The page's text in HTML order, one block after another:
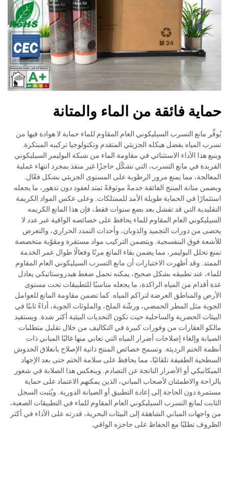
حماية فائقة من الماء والمتانة
يُوفِّر مانع التسرب السيليكوني العام المقاوم للماء حماية لا هوادة فيها من
تسرب المياه بفضل هيكله الجزيئي المتقدم وتكنولوجيا تركيبه المبتكرة.
وينبع هذا الأداء الاستثنائي في مقاومة الماء من شبكة البوليمر السيليكوني
الفريدة في مانع التسرب، التي تشكّل حاجزًا غير منفذ بمجرد انتهاء عملية
المعالجة، مما يمنع مرور الرطوبة على المستوى الجزيئي بشكل فعّال.
ويضمن متانة المنتج الفائقة خدمةً موثوقةً تمتد لعقود دون تدهور، ما يجعله
استثمارًا في الحماية طويلة الأمد للممتلكات. وعلى عكس المواد الكريمة
التقليدية التي قد تفشل بعد بضع سنوات فقط، فإن هذا المانع الكريمه
السيليكوني العام المقاوم للماء يحافظ على خصائصه الواقية عبر عدد لا
يحصى من دورات التجميد والذوبان، وأحداث التمدد الحراري، والتعرض
للأشعة فوق البنفسجية. ويتضمن التركيب مواد مستقرة ومقوّية متخصصة
تمنع تحلل البوليمر، مما يضمن بقاء المانع مرنًا وفعالًا طوال عمر الخدمة
الممتد. وقد أظهرت الاختبارات أن مانع التسرب السيليكوني العام المقاوم
للماء، عند تطبيقه بشكل صحيح، يمكنه تحمل ضغط هيدروستاتيكي يعادل
عدة أقدام من المياه الراكدة، ما يجعله مناسبًا للتطبيقات تحت مستوى
الأرض والمناطق العرضة لتراكم المياه. كما تضمن مقاومة المانع للعوامل
الجوية مثل المطر الحمضي، ورشّة الملح، والملوثات الجوية، أداءً ثابتًا في
البيئات الحضرية والساحلية حيث تكون التحديات البيئية أكثر شدة. ويستفيد
مالكو العقارات من وفورات كبيرة في التكاليف من خلال تقليل متطلبات
الصيانة وإلغاء إصلاحات أضرار المياه التي تعاني منها غالبًا المباني ذات
أنظمة الختم الرديئة. وتسمح خصائص المنتج ذاتية الإصلاح بانغلاق الخدوش
السطحية الطفيفة تلقائيًا، مما يحافظ على سلامة الختم حتى بعد الإجهاد
الميكانيكي أو الأضرار الناتجة عن التصادم. وينعكس هذا الصلابة في شعور
بالراحة والاطمئنان لأصحاب المباني، الذين يمكنهم الاعتماد على حماية
مستمرة دون الحاجة إلى إعادة التطبيق أو الصيانة الدورية. ويُثبت السجل
الثابت لمانع التسرب السيليكوني العام المقاوم للماء في التطبيقات الصعبة،
من واجهات المباني الشاهقة إلى البيئات البحرية، قدرته على الأداء في أكثر
الظروف تطلبًا مع الحفاظ على حاجزه الواقي.